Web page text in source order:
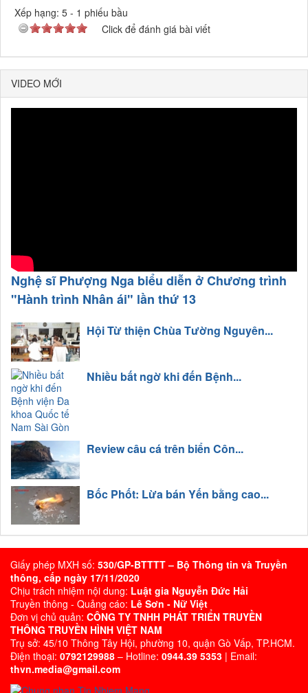
Xếp hạng: 5 - 1 phiếu bầu
Click để đánh giá bài viết
VIDEO MỚI
Nghệ sĩ Phượng Nga biểu diễn ở Chương trình
"Hành trình Nhân ái" lần thứ 13
Hội Từ thiện Chùa Tường Nguyên...
Nhiều bất ngờ khi đến Bệnh...
Review câu cá trên biển Côn...
Bốc Phốt: Lừa bán Yến bằng cao...
Giấy phép MXH số: 530/GP-BTTTT – Bộ Thông tin và Truyền
thông, cấp ngày 17/11/2020
Chịu trách nhiệm nội dung: Luật gia Nguyễn Đức Hải
Truyền thông - Quảng cáo: Lê Sơn - Nữ Việt
Đơn vị chủ quản: CÔNG TY TNHH PHÁT TRIỂN TRUYỀN
THÔNG TRUYỀN HÌNH VIỆT NAM
Trụ sở: 45/10 Thông Tây Hội, phường 10, quận Gò Vấp, TP.HCM.
Điện thoại: 0792129988 – Hotline: 0944.39 5353 | Email:
thvn.media@gmail.com